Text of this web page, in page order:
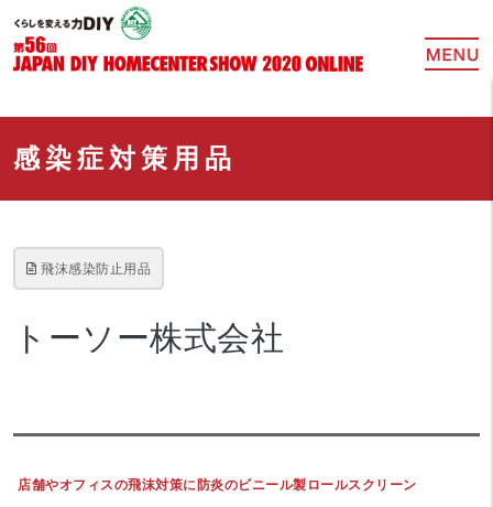
感染症対策用品
飛沫感染防止用品
トーソー株式会社
店舗やオフィスの飛沫対策に防炎のビニール製ロールスクリーン